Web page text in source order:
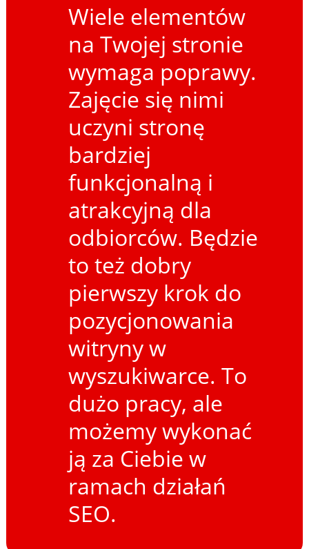
Wiele elementów
na Twojej stronie
wymaga poprawy.
Zajęcie się nimi
uczyni stronę
bardziej
funkcjonalną i
atrakcyjną dla
odbiorców. Będzie
to też dobry
pierwszy krok do
pozycjonowania
witryny w
wyszukiwarce. To
dużo pracy, ale
możemy wykonać
ją za Ciebie w
ramach działań
SEO.